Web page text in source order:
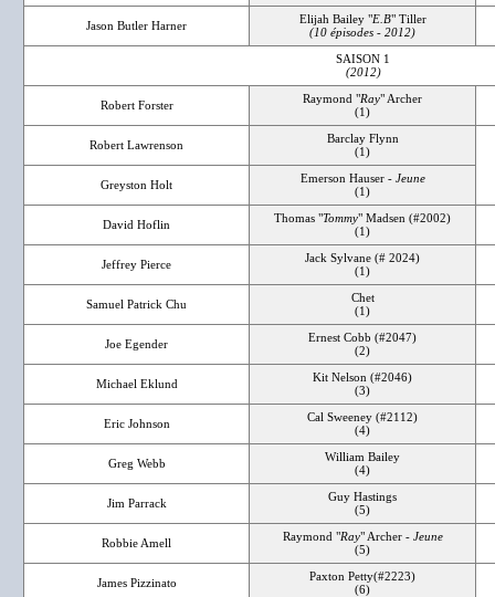
Jason Butler Harner Elijah Bailey "E.B" Tiller
(10 épisodes - 2012)
SAISON 1
(2012)
Robert Forster Raymond "Ray" Archer
(1)
Robert Lawrenson
Barclay Flynn
(1)
Greyston Holt Emerson Hauser - Jeune
(1)
David Hoflin Thomas "Tommy" Madsen (#2002)
(1)
Jeffrey Pierce
Jack Sylvane (# 2024)
(1)
Samuel Patrick Chu
Chet
(1)
Joe Egender
Ernest Cobb (#2047)
(2)
Michael Eklund
Kit Nelson (#2046)
(3)
Eric Johnson
Cal Sweeney (#2112)
(4)
Greg Webb
William Bailey
(4)
Jim Parrack
Guy Hastings
(5)
Robbie Amell Raymond "Ray" Archer - Jeune
(5)
James Pizzinato
Paxton Petty(#2223)
(6)